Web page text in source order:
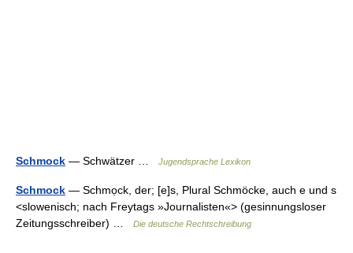
Schmock — Schwätzer … Jugendsprache Lexikon
Schmock — Schmọck, der; [e]s, Plural Schmöcke, auch e und s
<slowenisch; nach Freytags »Journalisten«> (gesinnungsloser
Zeitungsschreiber) …
Die deutsche Rechtschreibung